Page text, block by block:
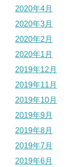
2020年4月
2020年3月
2020年2月
2020年1月
2019年12月
2019年11月
2019年10月
2019年9月
2019年8月
2019年7月
2019年6月